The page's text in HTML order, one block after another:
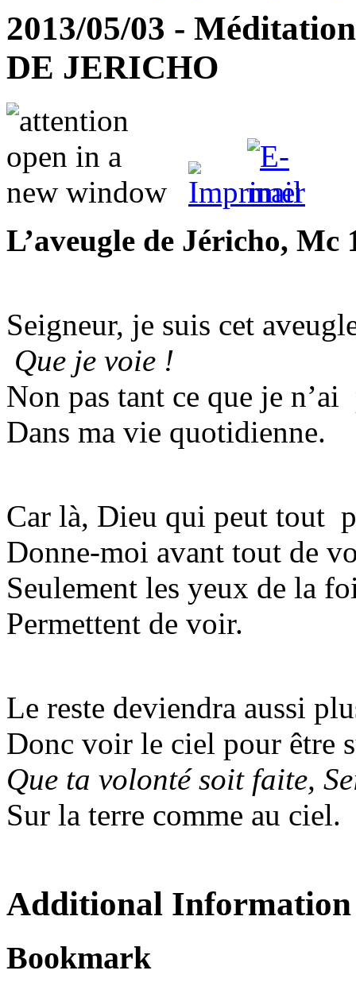
2013/05/03 -
DE JERICHO
L’aveugle de Jéricho, Mc
Seigneur, je suis cet
Que je voie !
Non pas tant ce que je
Dans ma vie quotidienne.
Car là, Dieu qui peut tout
Donne-moi avant tout
Seulement les yeux de la
Permettent de voir.
Le reste deviendra aussi
Donc voir le ciel pour être
Que ta volonté soit faite,
Sur la terre comme au ciel.
Additional Information
Bookmark